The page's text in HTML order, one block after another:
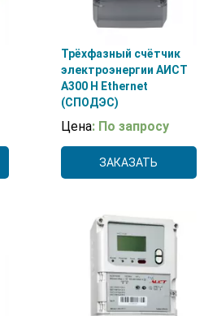
Трёхфазный счётчик
электроэнергии АИСТ
А300 H Ethernet
(СПОДЭС)
Цена: По запросу
ЗАКАЗАТЬ